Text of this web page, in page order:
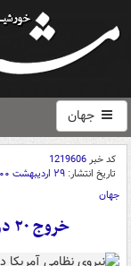
جهان
کد خبر1219606
تاریخ انتشار: ۲۹ اردیبهشت ۱۴۰۰ - ۱۶:۱۰
جهان
خروج ۲۰ درصد نیروهای آمریکا از افغانستان